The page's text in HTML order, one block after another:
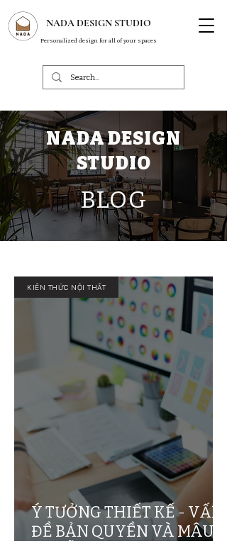
NADA DESIGN STUDIO
Personalized design for all of your spaces
NADA DESIGN
STUDIO
BLOG
Ý TƯỞNG THIẾT KẾ - VẤN
ĐỀ BẢN QUYỀN VÀ MÂU
KIẾN THỨC NỘI THẤT